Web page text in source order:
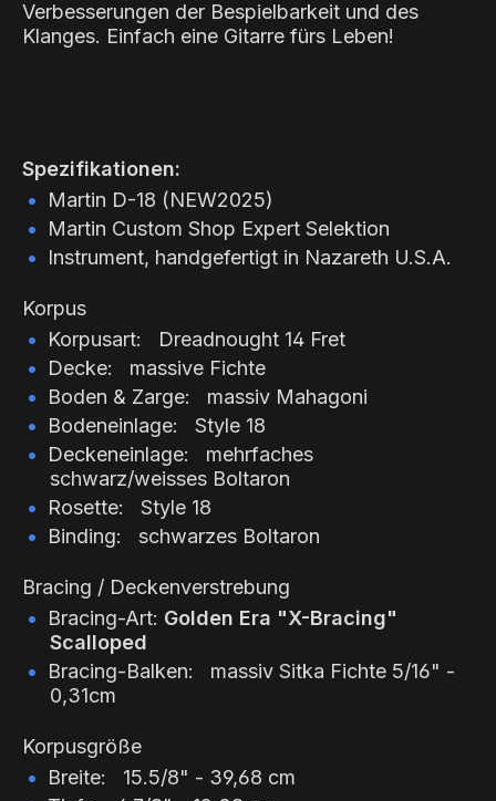
Verbesserungen der Bespielbarkeit und des
Klanges. Einfach eine Gitarre fürs Leben!
Spezifikationen:
Martin D-18 (NEW2025)
Martin Custom Shop Expert Selektion
Instrument, handgefertigt in Nazareth U.S.A.
Korpus
Korpusart: Dreadnought 14 Fret
Decke: massive Fichte
Boden & Zarge: massiv Mahagoni
Bodeneinlage: Style 18
Deckeneinlage: mehrfaches
schwarz/weisses Boltaron
Rosette: Style 18
Binding: schwarzes Boltaron
Bracing / Deckenverstrebung
Bracing-Art: Golden Era "X-Bracing"
Scalloped
Bracing-Balken: massiv Sitka Fichte 5/16" -
0,31cm
Korpusgröße
Breite: 15.5/8" - 39,68 cm